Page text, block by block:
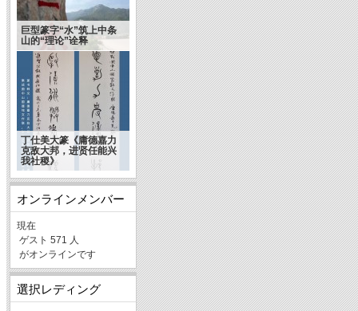
巨型篆字“水”筑上中条
山的“理论”诠释
丁仕美大篆《庸德嘉力
克敌大邦，进贤任能兴
我社稷》
オンラインメンバー
現在
ゲスト 571 人
がオンラインです
選択レディング